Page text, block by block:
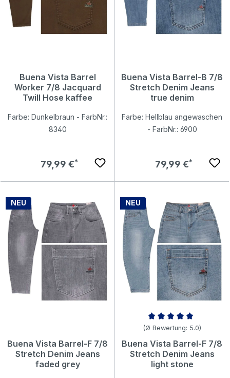
Buena Vista Barrel
Worker 7/8 Jacquard
Twill Hose kaffee
Farbe: Dunkelbraun - FarbNr.:
8340
Regulärer Preis:
79,99 €
Buena Vista Barrel-B 7/8
Stretch Denim Jeans
true denim
Farbe: Hellblau angewaschen
- FarbNr.: 6900
Regulärer Preis:
79,99 €
NEU
Buena Vista Barrel-F 7/8
Stretch Denim Jeans
faded grey
NEU
Durchschnittliche Bewertung
(Ø Bewertung: 5.0)
Buena Vista Barrel-F 7/8
Stretch Denim Jeans
light stone